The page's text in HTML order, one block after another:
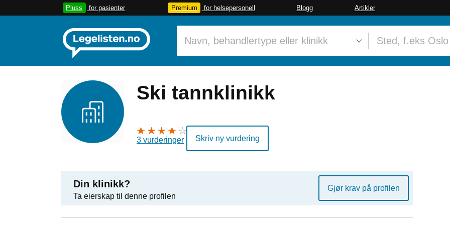
Pluss for pasienter Premium for helsepersonell Blogg Artikler
Ski tannklinikk
3 vurderinger Skriv ny vurdering
Din klinikk?
Ta eierskap til denne profilen
Gjør krav på profilen